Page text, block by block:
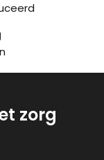
zorg